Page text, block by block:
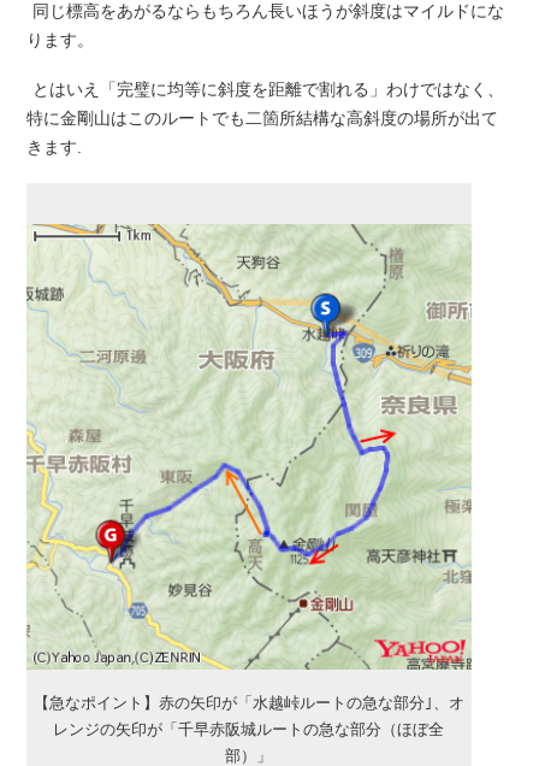
同じ標高をあがるならもちろん長いほうが斜度はマイルドにな
ります。
とはいえ「完璧に均等に斜度を距離で割れる」わけではなく、
特に金剛山はこのルートでも二箇所結構な高斜度の場所が出て
きます.
【急なポイント】赤の矢印が「水越峠ルートの急な部分｣、オ
レンジの矢印が「千早赤阪城ルートの急な部分（ほぼ全
部）」